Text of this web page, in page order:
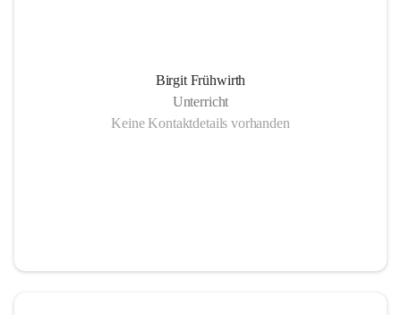
Birgit Frühwirth
Unterricht
Keine Kontaktdetails vorhanden